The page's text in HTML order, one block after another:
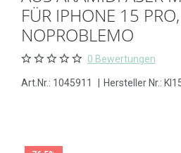
FÜR IPHONE 15 PRO,
NOPROBLEMO
0 Bewertungen
Art.Nr.: 1045911 Hersteller Nr.: